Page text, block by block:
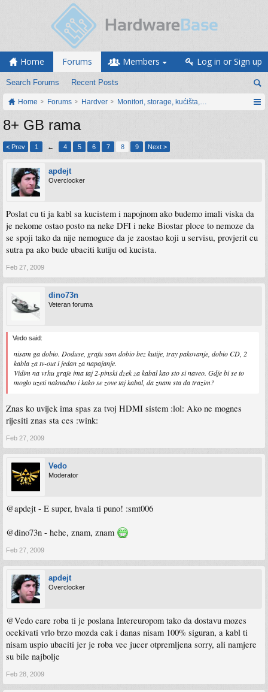
Home Forums
Search Forums Recent Posts
Members Log in or Sign up
Home Forums Hardver Monitori, storage, kućišta, periferija
8+ GB rama
< Prev 1 ← 4 5 6 7 8 9 Next >
apdejt
Overclocker
Poslat cu ti ja kabl sa kucistem i napojnom ako budemo imali viska da
je nekome ostao posto na neke DFI i neke Biostar ploce to nemoze da
se spoji tako da nije nemoguce da je zaostao koji u servisu, provjerit cu
sutra pa ako bude ubaciti kutiju od kucista.
Feb 27, 2009
dino73n
Veteran foruma
Vedo said:
nisam ga dobio. Doduse, grafu sam dobio bez kutije, tray pakovanje, dobio CD, 2
kabla za tv-out i jedan za napajanje.
Vidim na vrhu grafe ima taj 2-pinski dzek za kabal kao sto si naveo. Gdje bi se to
moglo uzeti naknadno i kako se zove taj kabal, da znam sta da trazim?
Znas ko uvijek ima spas za tvoj HDMI sistem :lol: Ako ne mognes
rijesiti znas sta ces :wink:
Feb 27, 2009
Vedo
Moderator
@apdejt - E super, hvala ti puno! :smt006
@dino73n - hehe, znam, znam
Feb 27, 2009
apdejt
Overclocker
@Vedo care roba ti je poslana Intereuropom tako da dostavu mozes
ocekivati vrlo brzo mozda cak i danas nisam 100% siguran, a kabl ti
nisam uspio ubaciti jer je roba vec jucer otpremljena sorry, ali namjere
su bile najbolje
Feb 28, 2009